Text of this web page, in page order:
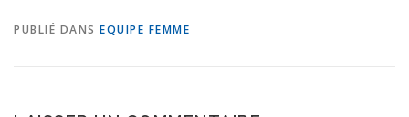
PUBLIÉ DANS EQUIPE FEMME